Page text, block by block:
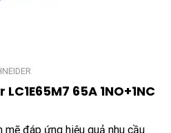
65A 1NO+1NC
đáp ứng hiệu quả nhu cầu